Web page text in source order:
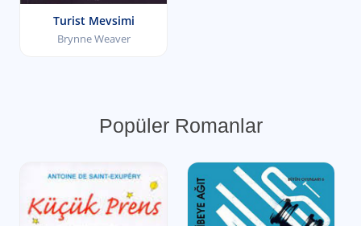
Turist Mevsimi
Brynne Weaver
Popüler Romanlar